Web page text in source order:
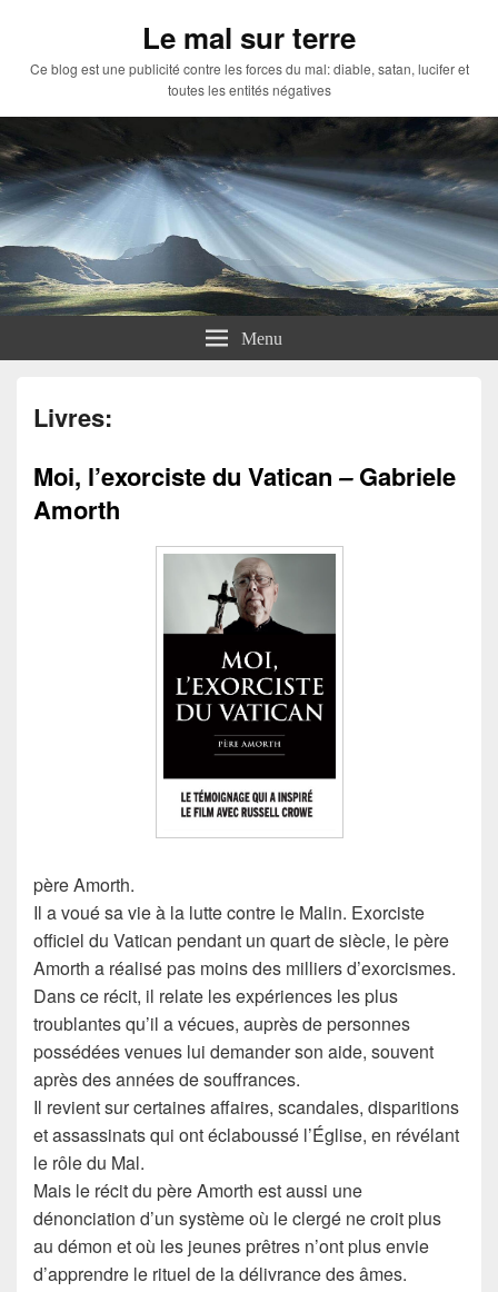
Le mal sur terre
Ce blog est une publicité contre les forces du mal: diable, satan, lucifer et
toutes les entités négatives
Menu
Livres:
Moi, l’exorciste du Vatican –Gabriele
Amorth
père Amorth.
Il a voué sa vie à la lutte contre le Malin. Exorciste
officiel du Vatican pendant un quart de siècle, le père
Amorth a réalisé pas moins des milliers d’exorcismes.
Dans ce récit, il relate les expériences les plus
troublantes qu’il a vécues, auprès de personnes
possédées venues lui demander son aide, souvent
après des années de souffrances.
Il revient sur certaines affaires, scandales, disparitions
et assassinats qui ont éclaboussé l’Église, en révélant
le rôle du Mal.
Mais le récit du père Amorth est aussi une
dénonciation d’un système où le clergé ne croit plus
au démon et où les jeunes prêtres n’ont plus envie
d’apprendre le rituel de la délivrance des âmes.